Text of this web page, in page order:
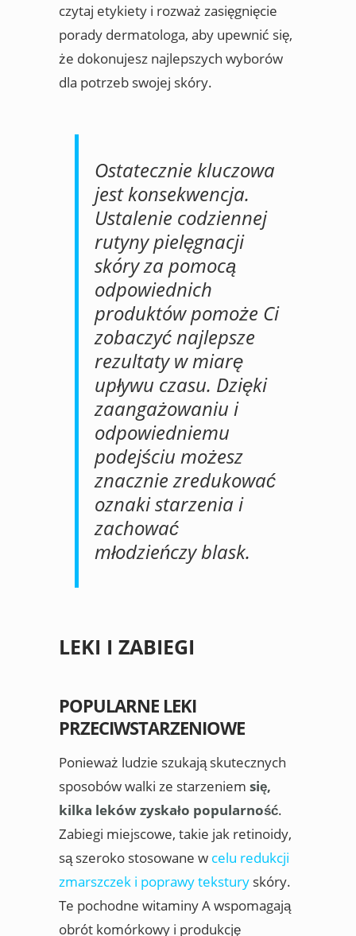
czytaj etykiety i rozważ zasięgnięcie
porady dermatologa, aby upewnić się,
że dokonujesz najlepszych wyborów
dla potrzeb swojej skóry.
Ostatecznie kluczowa
jest konsekwencja.
Ustalenie codziennej
rutyny pielęgnacji
skóry za pomocą
odpowiednich
produktów pomoże Ci
zobaczyć najlepsze
rezultaty w miarę
upływu czasu. Dzięki
zaangażowaniu i
odpowiedniemu
podejściu możesz
znacznie zredukować
oznaki starzenia i
zachować
młodzieńczy blask.
LEKI I ZABIEGI
POPULARNE LEKI
PRZECIWSTARZENIOWE
Ponieważ ludzie szukają skutecznych
sposobów walki ze starzeniem się,
kilka leków zyskało popularność.
Zabiegi miejscowe, takie jak retinoidy,
są szeroko stosowane w celu redukcji
zmarszczek i poprawy tekstury skóry.
Te pochodne witaminy A wspomagają
obrót komórkowy i produkcję